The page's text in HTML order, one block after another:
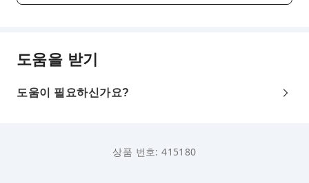
공하는 세탁 서비스를 이용하면 소중한 의류를 편리하게 산뜻
편안한 휴식을 즐겨보세요.숙소의 전 구역은 금연 공간입니다.
있습니다. 일부 객실에는 투숙객의 편의를 위해 에어컨 또는
있습니다. 일부 객실의 욕실에는 투숙객의 편의를 위해 목욕
도움을 받기
도움이 필요하신가요?
상품 번호: 415180